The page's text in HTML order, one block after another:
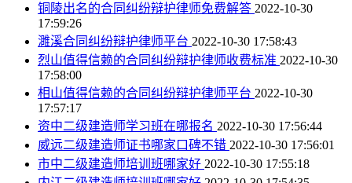
铜陵出名的合同纠纷辩护律师免费解答 2022-10-30
17:59:26
濉溪合同纠纷辩护律师平台 2022-10-30 17:58:43
烈山值得信赖的合同纠纷辩护律师收费标准 2022-10-30
17:58:00
相山值得信赖的合同纠纷辩护律师平台 2022-10-30
17:57:17
资中二级建造师学习班在哪报名 2022-10-30 17:56:44
威远二级建造师证书哪家口碑不错 2022-10-30 17:56:01
市中二级建造师培训班哪家好 2022-10-30 17:55:18